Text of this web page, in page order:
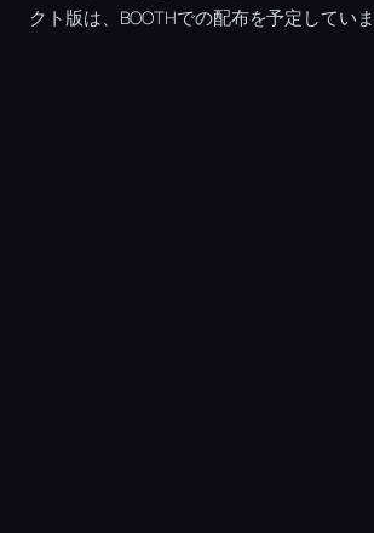
クト版は、BOOTHでの配布を予定していま